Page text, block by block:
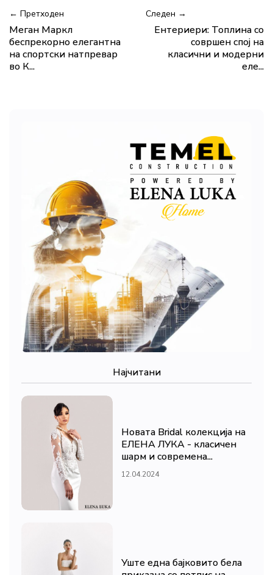
← Претходен
Меган Маркл
беспрекорно елегантна
на спортски натпревар
во К...
Следен →
Eнтериери: Топлина со
совршен спој на
класични и модерни
еле...
Најчитани
Новата Bridal колекција на
ЕЛЕНА ЛУКА - класичен
шарм и современа...
12.04.2024
Уште една бајковито бела